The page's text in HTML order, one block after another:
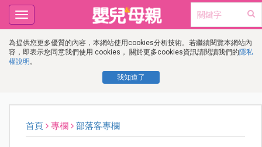
為提供您更多優質的內容，本網站使用cookies分析技術。若繼續閱覽本網站內
容，即表示您同意我們使用 cookies， 關於更多cookies資訊請閱讀我們的隱私
權說明 。
我知道了
Toggle
navigation
首頁 專欄 部落客專欄